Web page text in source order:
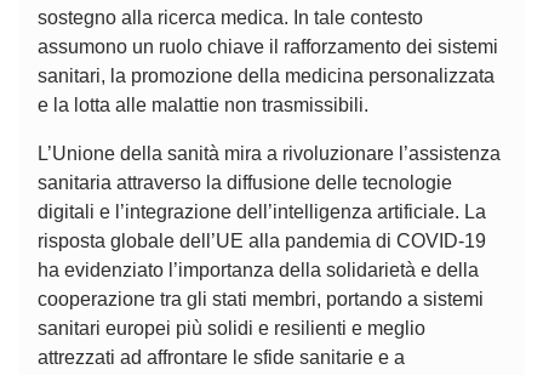
sostegno alla ricerca medica. In tale contesto
assumono un ruolo chiave il rafforzamento dei sistemi
sanitari, la promozione della medicina personalizzata
e la lotta alle malattie non trasmissibili.
L’Unione della sanità mira a rivoluzionare l’assistenza
sanitaria attraverso la diffusione delle tecnologie
digitali e l’integrazione dell’intelligenza artificiale. La
risposta globale dell’UE alla pandemia di COVID-19
ha evidenziato l’importanza della solidarietà e della
cooperazione tra gli stati membri, portando a sistemi
sanitari europei più solidi e resilienti e meglio
attrezzati ad affrontare le sfide sanitarie e a